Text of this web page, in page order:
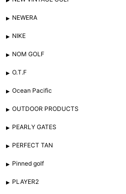
NEWERA
NIKE
NOM GOLF
O.T.F
Ocean Pacific
OUTDOOR PRODUCTS
PEARLY GATES
PERFECT TAN
Pinned golf
PLAYER2